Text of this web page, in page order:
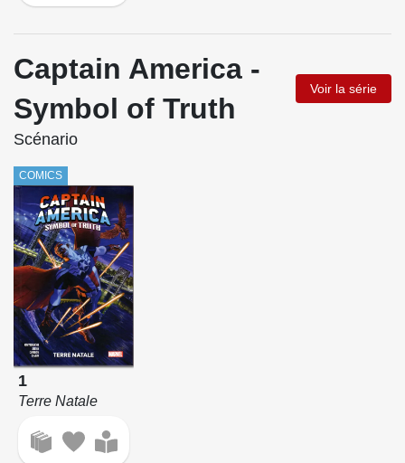
Captain America -
Symbol of Truth
Voir la série
Scénario
COMICS
1
Terre Natale